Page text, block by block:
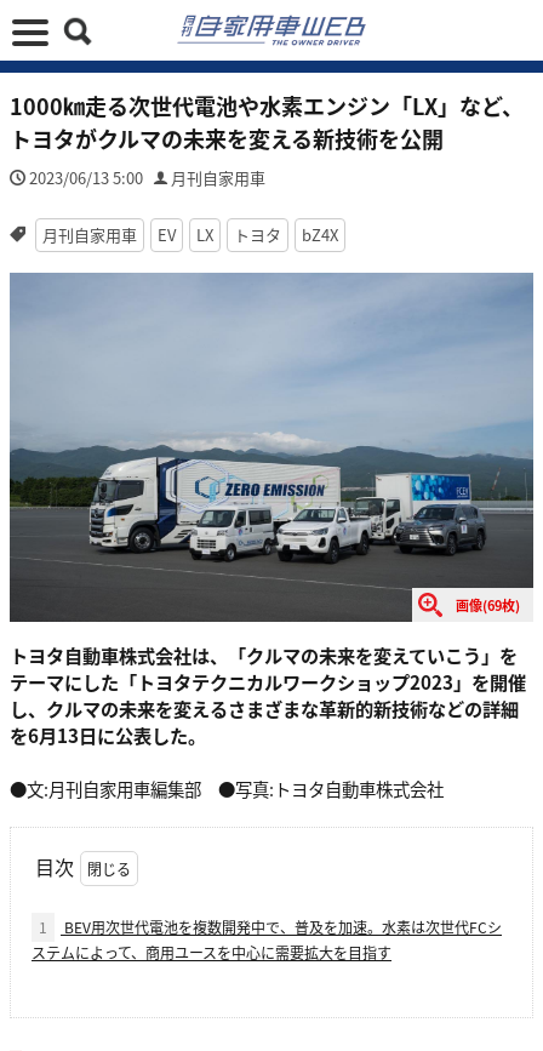
1000㎞走る次世代電池や水素エンジン「LX」など、
トヨタがクルマの未来を変える新技術を公開
2023/06/13 5:00 月刊自家用車
月刊自家用車 EV LX トヨタ bZ4X
画像(69枚)
トヨタ自動車株式会社は、「クルマの未来を変えていこう」を
テーマにした「トヨタテクニカルワークショップ2023」を開催
し、クルマの未来を変えるさまざまな革新的新技術などの詳細
を6月13日に公表した。
●文:月刊自家用車編集部 ●写真:トヨタ自動車株式会社
目次
1
BEV用次世代電池を複数開発中で、普及を加速。水素は次世代FCシ
ステムによって、商用ユースを中心に需要拡大を目指す